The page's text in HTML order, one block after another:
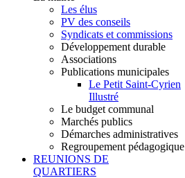
Les élus
PV des conseils
Syndicats et commissions
Développement durable
Associations
Publications municipales
Le Petit Saint-Cyrien
Illustré
Le budget communal
Marchés publics
Démarches administratives
Regroupement pédagogique
REUNIONS DE
QUARTIERS